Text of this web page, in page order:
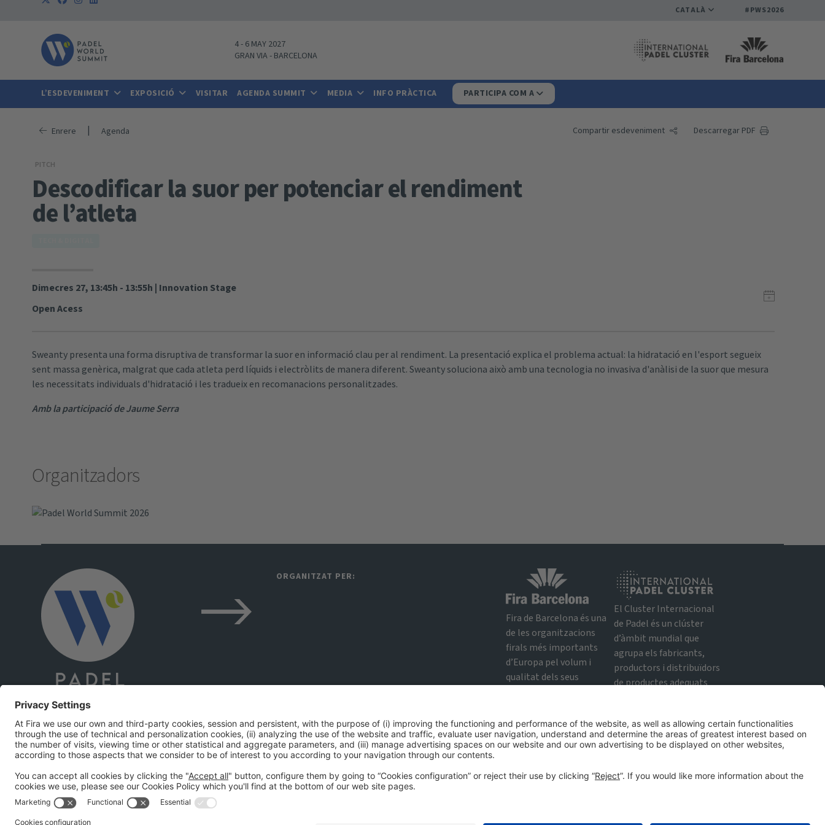
CATALÀ #PWS2026
4- 6 MAY 2027
GRAN VIA- BARCELONA
L’ESDEVENIMENT EXPOSICIÓ VISITAR AGENDA SUMMIT MEDIA INFO PRÀCTICA PARTICIPA COM A
Enrere | Agenda Compartir esdeveniment Descarregar PDF
PITCH
Descodificar la suor per potenciar el rendiment
de l’atleta
Dimecres 27, 13:45h - 13:55h | Innovation Stage
Open Acess
Sweanty presenta una forma disruptiva de transformar la suor en informació clau per al rendiment. La presentació explica el problema actual: la hidratació en l'esport segueix
sent massa genèrica, malgrat que cada atleta perd líquids i electròlits de manera diferent. Sweanty soluciona això amb una tecnologia no invasiva d'anàlisi de la suor que mesura
les necessitats individuals d'hidratació i les tradueix en recomanacions personalitzades.
Amb la participació de Jaume Serra
Organitzadors
#PWS2026
ORGANITZAT PER:​
Fira de Barcelona és una
de les organitzacions
firals més importants
d’Europa pel volum i
qualitat dels seus
experiència organitzativa
i professionalitat.
Fira de Barcelona
El Cluster Internacional
de Padel és un clúster
d’àmbit mundial que
agrupa els fabricants,
productors i distribuïdors
de productes adequats
de Padel